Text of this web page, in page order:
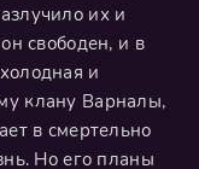
их и
свободен, и в
и
клану Варналы,
в смертельно
Но его планы